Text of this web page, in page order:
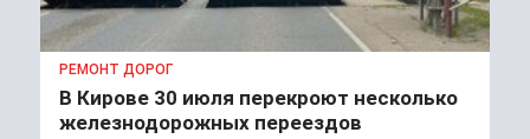
РЕМОНТ ДОРОГ
В Кирове 30 июля перекроют несколько
железнодорожных переездов